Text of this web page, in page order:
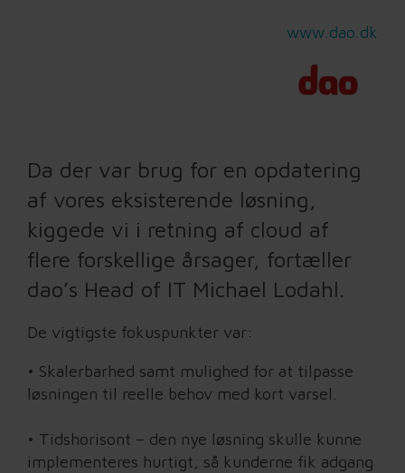
www.dao.dk
Da der var brug for en opdatering
af vores eksisterende løsning,
kiggede vi i retning af cloud af
flere forskellige årsager, fortæller
dao’s Head of IT Michael Lodahl.
De vigtigste fokuspunkter var:
• Skalerbarhed samt mulighed for at tilpasse
løsningen til reelle behov med kort varsel.
• Tidshorisont – den nye løsning skulle kunne
implementeres hurtigt, så kunderne fik adgang